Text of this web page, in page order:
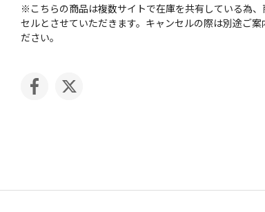
※こちらの商品は複数サイトで在庫を共有している為
セルとさせていただきます。キャンセルの際は別途ご
ださい。